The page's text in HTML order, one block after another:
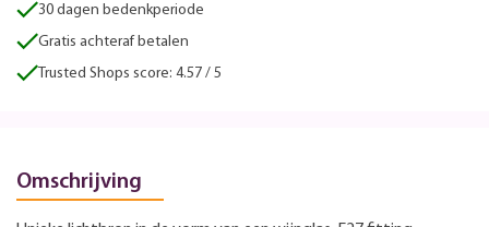
30 dagen bedenkperiode
Gratis achteraf betalen
Trusted Shops score: 4.57 / 5
Omschrijving